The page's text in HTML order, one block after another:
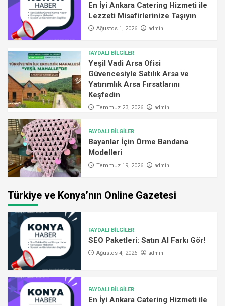
En İyi Ankara Catering Hizmeti ile
Lezzeti Misafirlerinize Taşıyın
Ağustos 1, 2026 admin
FAYDALI BİLGİLER
Yeşil Vadi Arsa Ofisi
Güvencesiyle Satılık Arsa ve
Yatırımlık Arsa Fırsatlarını
Keşfedin
Temmuz 23, 2026 admin
FAYDALI BİLGİLER
Bayanlar İçin Örme Bandana
Modelleri
Temmuz 19, 2026 admin
Türkiye ve Konya’nın Online Gazetesi
FAYDALI BİLGİLER
SEO Paketleri: Satın Al Farkı Gör!
Ağustos 4, 2026 admin
FAYDALI BİLGİLER
En İyi Ankara Catering Hizmeti ile